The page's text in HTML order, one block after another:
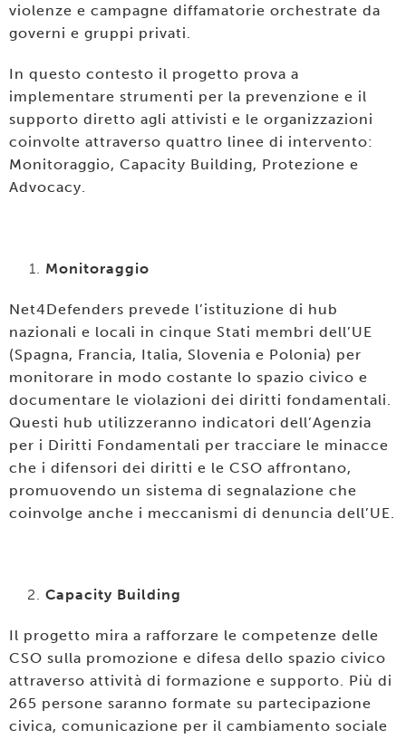
violenze e campagne diffamatorie orchestrate da
governi e gruppi privati.
In questo contesto il progetto prova a
implementare strumenti per la prevenzione e il
supporto diretto agli attivisti e le organizzazioni
coinvolte attraverso quattro linee di intervento:
Monitoraggio, Capacity Building, Protezione e
Advocacy.
Monitoraggio
Net4Defenders prevede l’istituzione di hub
nazionali e locali in cinque Stati membri dell’UE
(Spagna, Francia, Italia, Slovenia e Polonia) per
monitorare in modo costante lo spazio civico e
documentare le violazioni dei diritti fondamentali.
Questi hub utilizzeranno indicatori dell’Agenzia
per i Diritti Fondamentali per tracciare le minacce
che i difensori dei diritti e le CSO affrontano,
promuovendo un sistema di segnalazione che
coinvolge anche i meccanismi di denuncia dell’UE.
Capacity Building
Il progetto mira a rafforzare le competenze delle
CSO sulla promozione e difesa dello spazio civico
attraverso attività di formazione e supporto. Più di
265 persone saranno formate su partecipazione
civica, comunicazione per il cambiamento sociale